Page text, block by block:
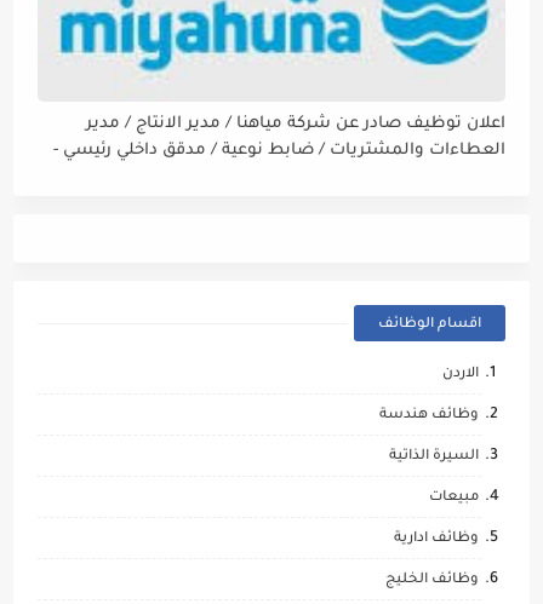
اعلان توظيف صادر عن شركة مياهنا / مدير الانتاج / مدير
العطاءات والمشتريات / ضابط نوعية / مدقق داخلي رئيسي -
اقسام الوظائف
الاردن
وظائف هندسة
السيرة الذاتية
مبيعات
وظائف ادارية
وظائف الخليج